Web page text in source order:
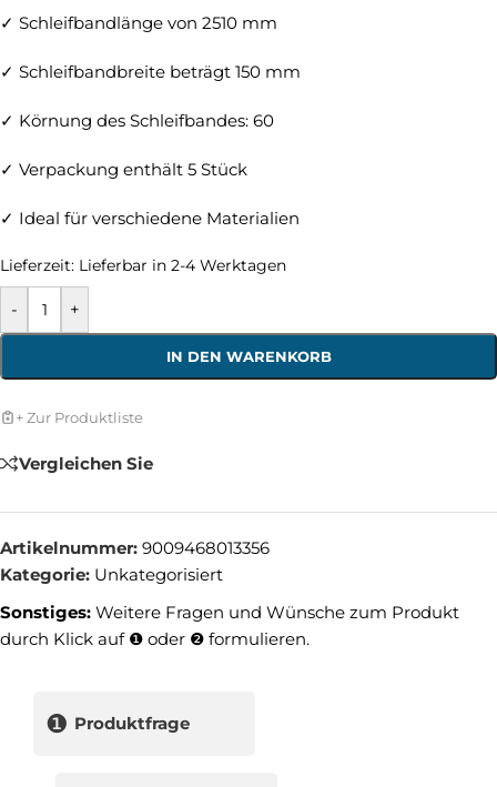
✓ Schleifbandlänge von 2510 mm
✓ Schleifbandbreite beträgt 150 mm
✓ Körnung des Schleifbandes: 60
✓ Verpackung enthält 5 Stück
✓ Ideal für verschiedene Materialien
Lieferzeit: Lieferbar in 2-4 Werktagen
- +
IN DEN WARENKORB
+ Zur Produktliste
Vergleichen Sie
Artikelnummer: 9009468013356
Kategorie: Unkategorisiert
Sonstiges: Weitere Fragen und Wünsche zum Produkt
durch Klick auf ❶ oder ❷ formulieren.
❶ Produktfrage